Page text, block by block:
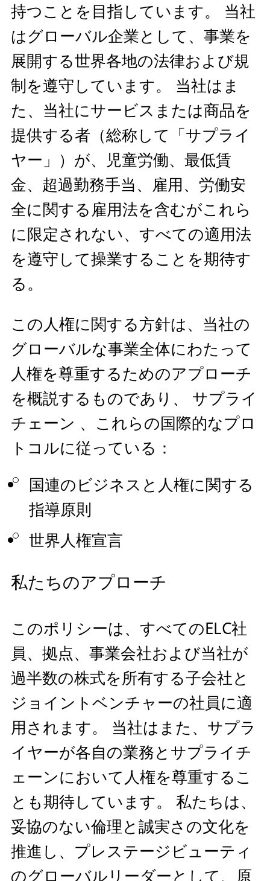
持つことを目指しています。 当社
はグローバル企業として、事業を
展開する世界各地の法律および規
制を遵守しています。 当社はま
た、当社にサービスまたは商品を
提供する者（総称して「サプライ
ヤー」）が、児童労働、最低賃
金、超過勤務手当、雇用、労働安
全に関する雇用法を含むがこれら
に限定されない、すべての適用法
を遵守して操業することを期待す
る。
この人権に関する方針は、当社の
グローバルな事業全体にわたって
人権を尊重するためのアプローチ
を概説するものであり、 サプライ
チェーン 、これらの国際的なプロ
トコルに従っている：
国連のビジネスと人権に関する
指導原則
世界人権宣言
私たちのアプローチ
このポリシーは、すべてのELC社
員、拠点、事業会社および当社が
過半数の株式を所有する子会社と
ジョイントベンチャーの社員に適
用されます。 当社はまた、サプラ
イヤーが各自の業務とサプライチ
ェーンにおいて人権を尊重するこ
とも期待しています。 私たちは、
妥協のない倫理と誠実さの文化を
推進し、プレステージビューティ
のグローバルリーダーとして、原